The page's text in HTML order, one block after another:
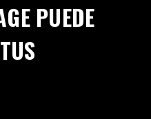
PUEDE